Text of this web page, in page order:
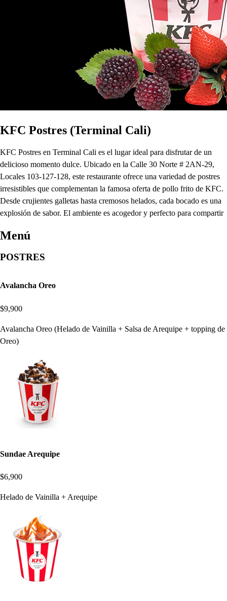
KFC Postres (Terminal Cali)
KFC Postres en Terminal Cali es el lugar ideal para disfrutar de un
delicioso momento dulce. Ubicado en la Calle 30 Norte # 2AN-29,
Locales 103-127-128, este restaurante ofrece una variedad de postres
irresistibles que complementan la famosa oferta de pollo frito de KFC.
Desde crujientes galletas hasta cremosos helados, cada bocado es una
explosión de sabor. El ambiente es acogedor y perfecto para compartir
Menú
POSTRES
Avalancha Oreo
$9,900
Avalancha Oreo (Helado de Vainilla + Salsa de Arequipe + topping de
Oreo)
Sundae Arequipe
$6,900
Helado de Vainilla + Arequipe